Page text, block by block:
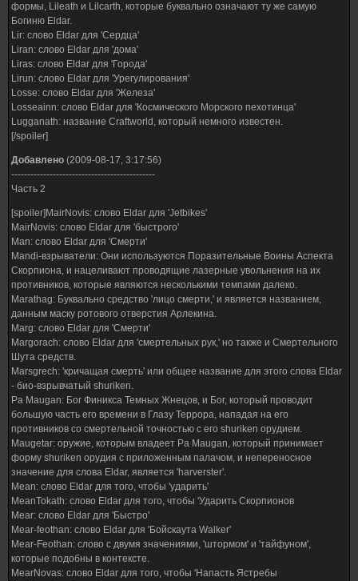
формы, Lileath и Lilcarth, которые буквально означают ту же самую
Богиню Eldar.
Lir: слово Eldar для 'Сердца'
Liran: слово Eldar для 'дома'
Liras: слово Eldar для 'Города'
Lirun: слово Eldar для 'Урегулирования'
Losse: слово Eldar для 'Железа'
Losseainn: слово Eldar для 'Космического Морского пехотинца'
Lugganath: название Craftworld, который немного известен.
[/spoiler]
Добавлено (2009-08-17, 3:17:56)
---------------------------------------------
Часть 2
[spoiler]MairNovis: слово Eldar для 'Jetbikes'
MairNovis: слово Eldar для 'быстрого'
Man: слово Eldar для 'Смерти'
Mandi-взрыватели: Они используются Поразительные Воины Аспекта
Скорпиона, и нацеливают проводящие лазерные увольнения на их
противников, которые являются несколькими темпами далеко.
Marathag: Буквально средство 'лицо смерти,' и является названием,
данным маску ротового отверстия Арлекина.
Marg: слово Eldar для 'Смерти'
Margorach: слово Eldar для 'смертельных рук,' но также и Смертельного
Шута средств.
Marsgrech: 'кричащая смерть' или общее название для этого слова Eldar
- био-взрывчатый shuriken.
Ра Maugan: Бог Финикса Темных Жнецов, и Бог, который проводит
большую часть его времени в Глазу Террора, нападая на его
противников со смертельной точностью с его shuriken орудием.
Maugetar: оружие, которым владеет Ра Maugan, который принимает
форму shuriken орудия с приложенным палачом, и непереносное
значение для слова Eldar, является 'harverster'.
Mean: слово Eldar для того, чтобы 'ударить'
MeanTokath: слово Eldar для того, чтобы 'Ударить Скорпионов
Mear: слово Eldar для 'Быстро'
Mear-feothan: слово Eldar для 'Бойскаута Walker'
Mear-Feothan: слово с двумя значениями, 'штормом' и 'тайфуном',
которые подобны в контексте.
MearNovas: слово Eldar для того, чтобы 'Напасть Ястребы